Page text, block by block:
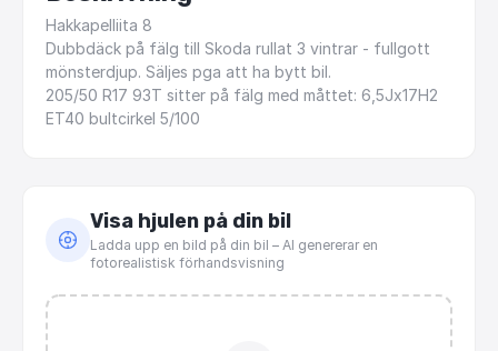
Hakkapelliita 8
Dubbdäck på fälg till Skoda rullat 3 vintrar - fullgott
mönsterdjup. Säljes pga att ha bytt bil.
205​/​50 R17 93T sitter på fälg med måttet: 6,5Jx17H2
ET40 bultcirkel 5​/​100
Visa hjulen på din bil
Ladda upp en bild på din bil – AI genererar en
fotorealistisk förhandsvisning